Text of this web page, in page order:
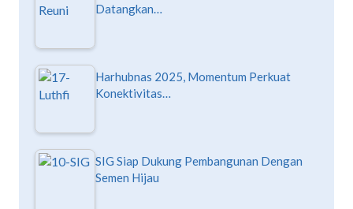
Datangkan…
Harhubnas 2025, Momentum Perkuat
Konektivitas…
SIG Siap Dukung Pembangunan Dengan
Semen Hijau